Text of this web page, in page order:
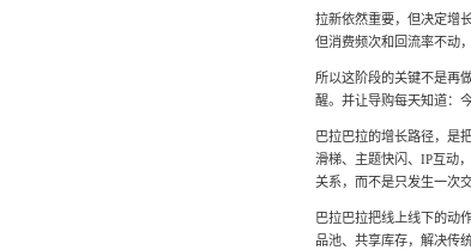
拉新依然重要，但决定增
但消费频次和回流率不动
所以这阶段的关键不是再
醒。并让导购每天知道：
巴拉巴拉的增长路径，是
滑梯、主题快闪、IP互动
关系，而不是只发生一次交
巴拉巴拉把线上线下的动
品池、共享库存，解决传